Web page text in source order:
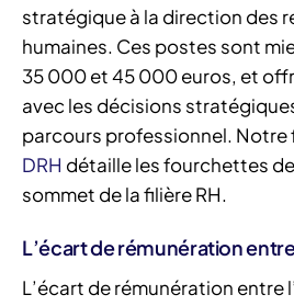
stratégique à la direction des
humaines. Ces postes sont
35 000 et 45 000 euros, et
avec les décisions
parcours professionnel. Notre
DRH détaille les fourchettes
sommet de la filière RH.
L’écart de rémunération
L’écart de rémunération entre